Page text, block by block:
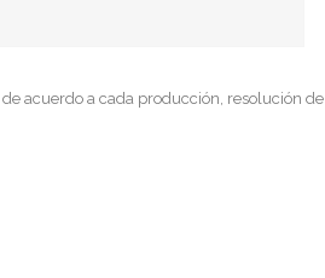
acuerdo a cada producción, resolución de